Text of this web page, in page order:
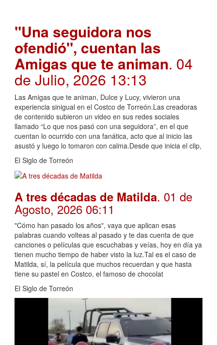
"Una seguidora nos
ofendió", cuentan las
Amigas que te animan. 04
de Julio, 2026 13:13
Las Amigas que te animan, Dulce y Lucy, vivieron una
experiencia sinigual en el Costco de Torreón.Las creadoras
de contenido subieron un video en sus redes sociales
llamado “Lo que nos pasó con una seguidora”, en el que
cuentan lo ocurrido con una fanática, acto que al inicio las
asustó y luego lo tomaron con calma.Desde que inicia el clip,
El Siglo de Torreón
A tres décadas de Matilda. 01 de
Agosto, 2026 06:11
"Cómo han pasado los años", vaya que aplican esas
palabras cuando volteas al pasado y te das cuenta de que
canciones o películas que escuchabas y veías, hoy en día ya
tienen mucho tiempo de haber visto la luz.Tal es el caso de
Matilda, sí, la película que muchos recuerdan y que hasta
tiene su pastel en Costco, el famoso de chocolat
El Siglo de Torreón